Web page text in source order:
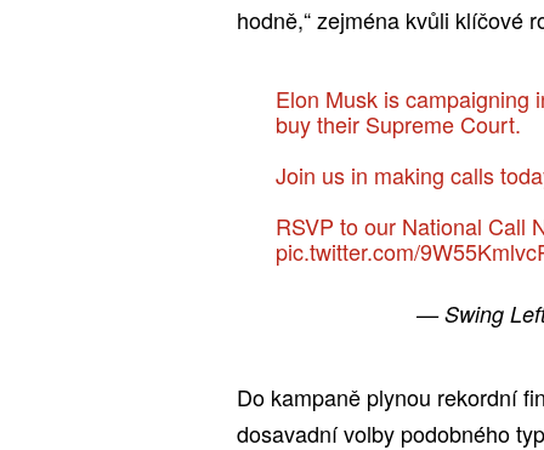
hodně,“ zejména kvůli klíčové
Elon Musk is campaigning
buy their Supreme Court.
Join us in making calls
RSVP to our National Call
pic.twitter.com/
— Swing
Do kampaně plynou rekordní
dosavadní volby podobného